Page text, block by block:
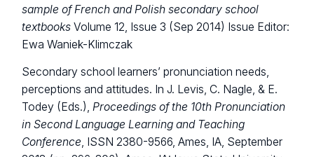
sample of French and Polish secondary school
textbooksVolume 12, Issue 3 (Sep 2014) Issue Editor:
Ewa Waniek-Klimczak
Secondary school learners’ pronunciation needs,
perceptions and attitudes. In J. Levis, C. Nagle, & E.
Todey (Eds.),Proceedings of the 10th Pronunciation
in Second Language Learning and Teaching
Conference, ISSN 2380-9566, Ames, IA, September